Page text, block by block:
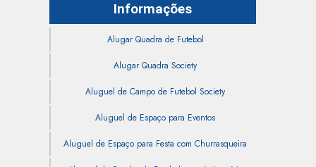
Informações
Alugar Quadra de Futebol
Alugar Quadra Society
Aluguel de Campo de Futebol Society
Aluguel de Espaço para Eventos
Aluguel de Espaço para Festa com Churrasqueira